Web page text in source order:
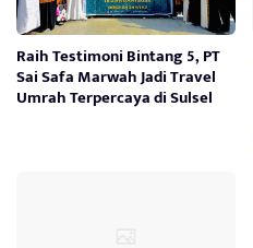
Raih Testimoni Bintang 5, PT
Sai Safa Marwah Jadi Travel
Umrah Terpercaya di Sulsel